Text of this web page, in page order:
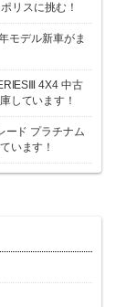
リスに挑む！
モデル新車がま
4X4 中古
しています！
ード プラチナム
います！